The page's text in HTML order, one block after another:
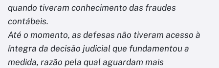
quando tiveram conhecimento das fraudes
contábeis.
Até o momento, as defesas não tiveram acesso à
íntegra da decisão judicial que fundamentou a
medida, razão pela qual aguardam mais